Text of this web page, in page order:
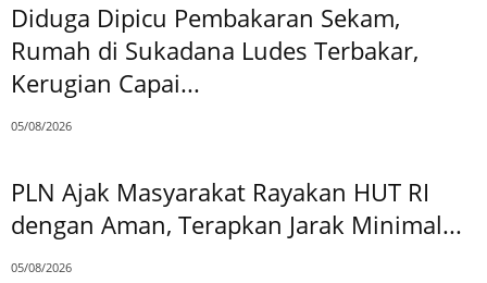
Diduga Dipicu Pembakaran Sekam,
Rumah di Sukadana Ludes Terbakar,
Kerugian Capai...
05/08/2026
PLN Ajak Masyarakat Rayakan HUT RI
dengan Aman, Terapkan Jarak Minimal...
05/08/2026